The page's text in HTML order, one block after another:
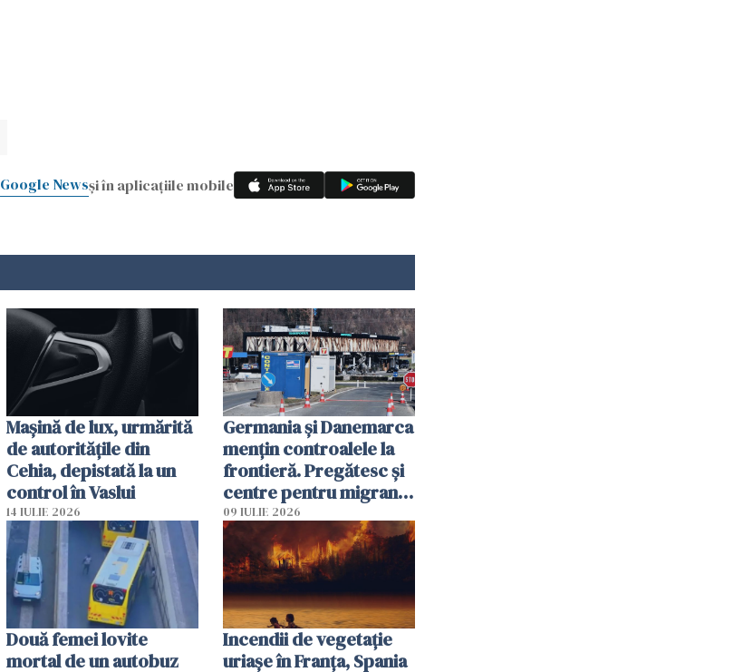
Google Newsși în aplicațiile mobile
Mașină de lux, urmărită
de autoritățile din
Cehia, depistată la un
control în Vaslui
14 IULIE 2026
Germania și Danemarca
mențin controalele la
frontieră. Pregătesc și
centre pentru migranții
respinși din UE
09 IULIE 2026
Două femei lovite
mortal de un autobuz
Incendii de vegetație
uriașe în Franța, Spania